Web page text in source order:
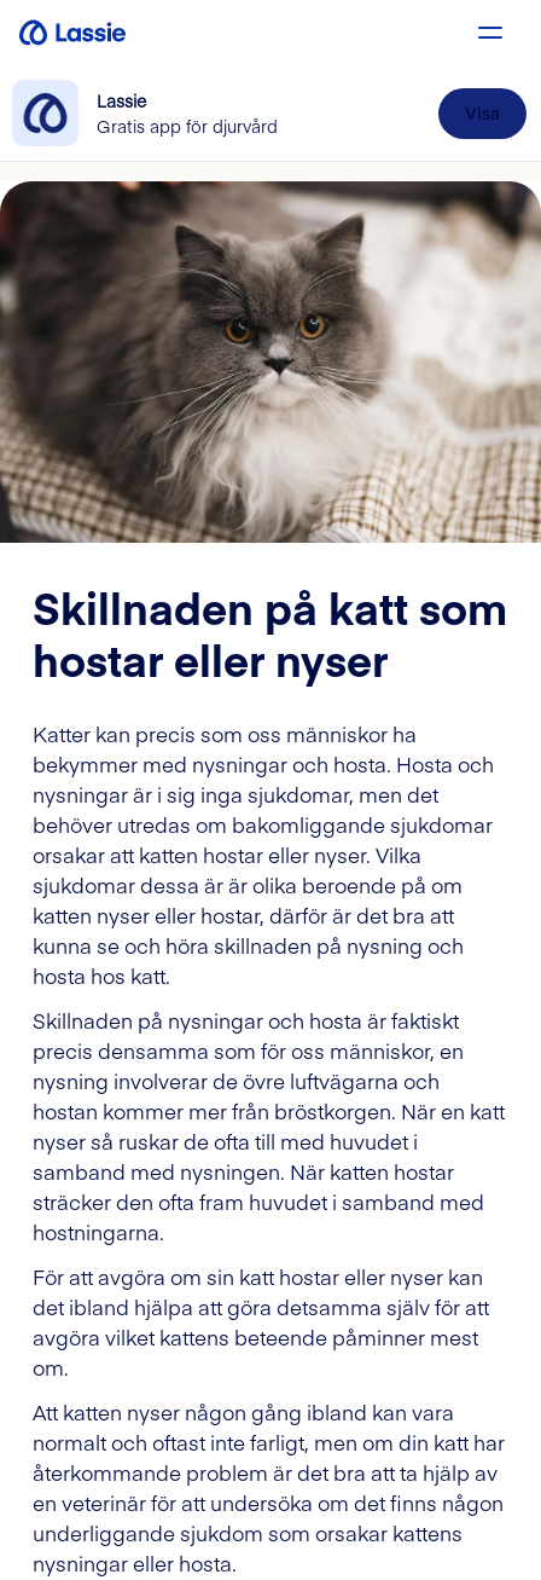
Lassie
Gratis app för djurvård
Visa
Skillnaden på katt som
hostar eller nyser
Katter kan precis som oss människor ha
bekymmer med nysningar och hosta. Hosta och
nysningar är i sig inga sjukdomar, men det
behöver utredas om bakomliggande sjukdomar
orsakar att katten hostar eller nyser. Vilka
sjukdomar dessa är är olika beroende på om
katten nyser eller hostar, därför är det bra att
kunna se och höra skillnaden på nysning och
hosta hos katt.
Skillnaden på nysningar och hosta är faktiskt
precis densamma som för oss människor, en
nysning involverar de övre luftvägarna och
hostan kommer mer från bröstkorgen. När en katt
nyser så ruskar de ofta till med huvudet i
samband med nysningen. När katten hostar
sträcker den ofta fram huvudet i samband med
hostningarna.
För att avgöra om sin katt hostar eller nyser kan
det ibland hjälpa att göra detsamma själv för att
avgöra vilket kattens beteende påminner mest
om.
Att katten nyser någon gång ibland kan vara
normalt och oftast inte farligt, men om din katt har
återkommande problem är det bra att ta hjälp av
en veterinär för att undersöka om det finns någon
underliggande sjukdom som orsakar kattens
nysningar eller hosta.